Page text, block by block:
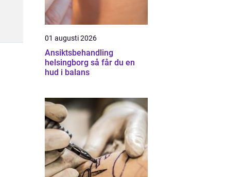
01 augusti 2026
Ansiktsbehandling
helsingborg så får du en
hud i balans